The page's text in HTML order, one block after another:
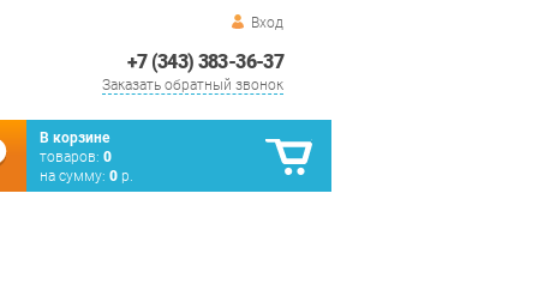
Вход
+7 (343) 383-36-37
Заказать обратный звонок
В корзине
товаров: 0
на сумму: 0 р.